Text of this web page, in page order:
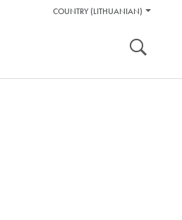
Pagalbos
COUNTRY (LITHUANIAN)